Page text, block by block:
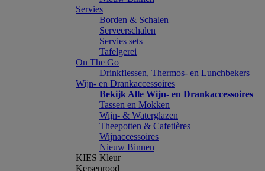
Servies
Borden & Schalen
Serveerschalen
Servies sets
Tafelgerei
On The Go
Drinkflessen, Thermos- en Lunchbekers
Wijn- en Drankaccessoires
Bekijk Alle Wijn- en Drankaccessoires
Tassen en Mokken
Wijn- & Waterglazen
Theepotten & Cafetières
Wijnaccessoires
Nieuw Binnen
KIES Kleur
Kersenrood